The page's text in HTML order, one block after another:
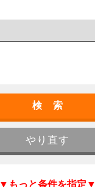
▼もっと条件を指定▼